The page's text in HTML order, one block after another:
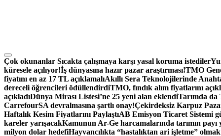
Çok okunanlar Sıcakta çalışmaya karşı yasal koruma istediler
küresele açılıyor!İş dünyasına hazır pazar araştırması!TMO
fiyatını en az 17 TL açıklamalıAkıllı Sera Teknolojilerinde
dereceli öğrencileri ödüllendirdiTMO, fındık alım fiyatlarını
açıkladıDünya Mirası Listesi’ne 25 yeni alan eklendiTarımda da
CarrefourSA devralmasına şartlı onay!Çekirdeksiz Karpuz
Haftalık Kesim Fiyatlarını PaylaştıAB Emisyon Ticaret Sistemi
kareler yarışacakKamunun Ar-Ge harcamalarında tarımın payı
milyon dolar hedefiHayvancılıkta “hastalıktan ari işletme” olmak